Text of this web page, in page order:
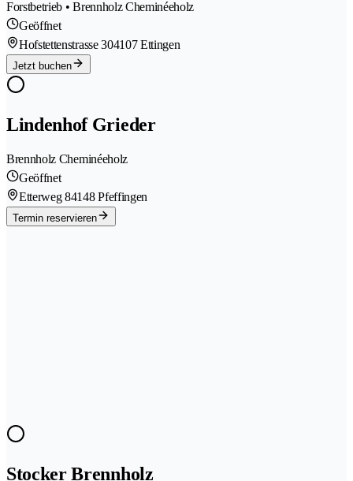
Forstbetrieb • Brennholz Cheminéeholz
Geöffnet
Hofstettenstrasse 304107 Ettingen
Jetzt buchen
Lindenhof Grieder
Brennholz Cheminéeholz
Geöffnet
Etterweg 84148 Pfeffingen
Termin reservieren
Stocker Brennholz